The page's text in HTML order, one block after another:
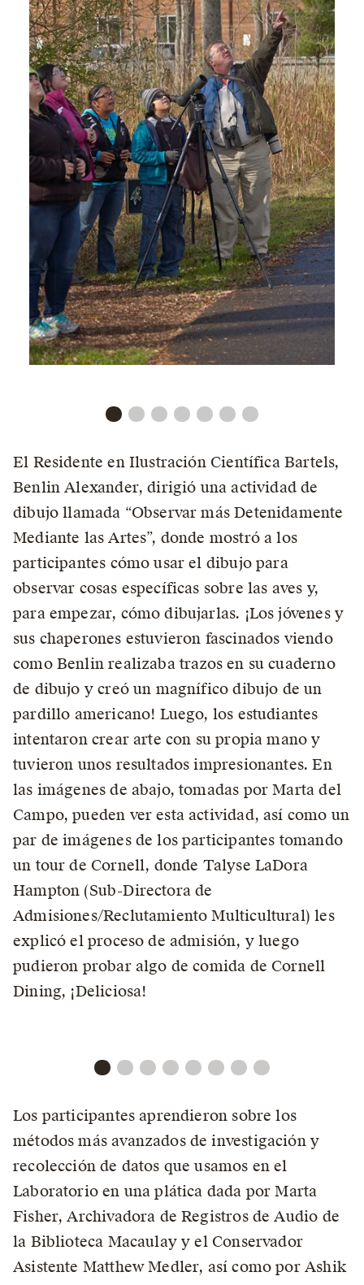
El Residente en Ilustración Científica Bartels,
Benlin Alexander, dirigió una actividad de
dibujo llamada “Observar más Detenidamente
Mediante las Artes”, donde mostró a los
participantes cómo usar el dibujo para
observar cosas específicas sobre las aves y,
para empezar, cómo dibujarlas. ¡Los jóvenes y
sus chaperones estuvieron fascinados viendo
como Benlin realizaba trazos en su cuaderno
de dibujo y creó un magnífico dibujo de un
pardillo americano! Luego, los estudiantes
intentaron crear arte con su propia mano y
tuvieron unos resultados impresionantes. En
las imágenes de abajo, tomadas por Marta del
Campo, pueden ver esta actividad, así como un
par de imágenes de los participantes tomando
un tour de Cornell, donde Talyse LaDora
Hampton (Sub-Directora de
Admisiones/Reclutamiento Multicultural) les
explicó el proceso de admisión, y luego
pudieron probar algo de comida de Cornell
Dining, ¡Deliciosa!
Los participantes aprendieron sobre los
métodos más avanzados de investigación y
recolección de datos que usamos en el
Laboratorio en una plática dada por Marta
Fisher, Archivadora de Registros de Audio de
la Biblioteca Macaulay y el Conservador
Asistente Matthew Medler, así como por Ashik